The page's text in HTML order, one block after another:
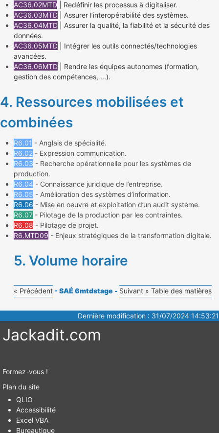
AC36.02MTD | Redéfinir les processus à digitaliser.
AC36.03MTD | Assurer l’interopérabilité des systèmes.
AC36.04MTD | Assurer la qualité, la fiabilité et la sécurité des
données.
AC36.05MTD | Intégrer les outils connectés/technologies
avancées.
AC36.06MTD | Rendre les équipes autonomes (formation,
gestion des compétences, ...).
4. Ressources mobilisées et
combinées
R6.01 - Anglais de spécialité.
R6.02 - Expression communication.
R6.03 - Recherche opérationnelle pour les systèmes de
production.
R6.04 - Connaissance juridique de l’entreprise.
R6.05 - Amélioration des systèmes d’information.
R6.06 - Mise en oeuvre et exploitation d’un audit système.
R6.07 - Pilotage de la production par les contraintes.
R6.08 - Pilotage de projet.
R6.MTD09 - Enjeux stratégiques de la transformation digitale.
5. Volume horaire
« Précédent - SAÉ 6mtdstage - Suivant » Table des matières
Dernière modification : 31/07/2024 14:53:21
Jackadit.com
Formez-vous !
Plan du site
QLIO
Accessibilité
Excel VBA
Bureautique